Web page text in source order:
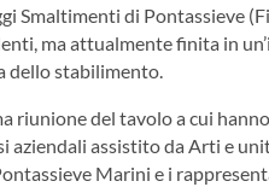
Smaltimenti di Pontassieve
ma attualmente finita in
dello stabilimento.
riunione del tavolo a cui
aziendali assistito da Arti e
Marini e i